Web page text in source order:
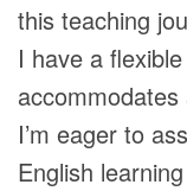
this teaching
I have a
I’m eager to
English